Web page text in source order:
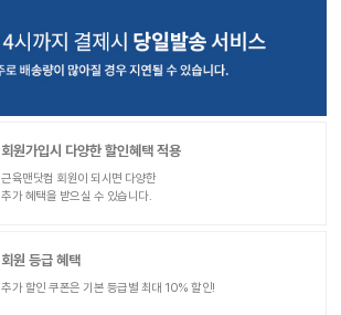
회원가입시 다양한 할인혜택 적용
근육맨닷컴 회원이 되시면 다양한
추가 혜택을 받으실 수 있습니다.
회원 등급 혜택
추가 할인 쿠폰은 기본 등급별 최대 10% 할인!